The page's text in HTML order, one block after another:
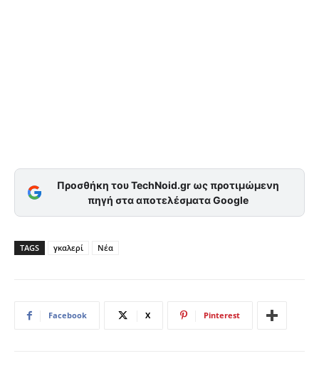
Προσθήκη του TechNoid.gr ως προτιμώμενη
πηγή στα αποτελέσματα Google
TAGS γκαλερί Νέα
Facebook X Pinterest